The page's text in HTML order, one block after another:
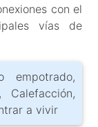
con el
vías de
empotrado,
Calefacción,
a vivir